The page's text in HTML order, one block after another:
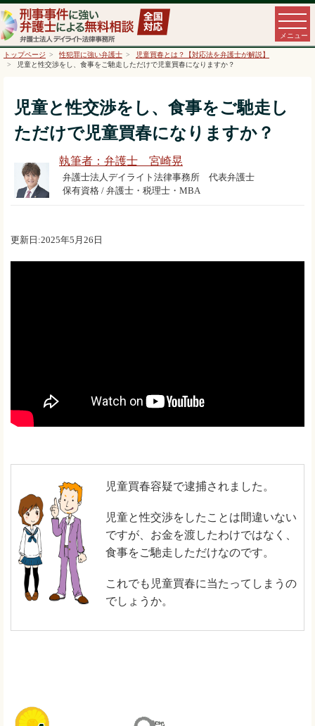
トップページ 性犯罪に強い弁護士
児童買春とは？【対応法を弁護士が解説】
児童と性交渉をし、食事をご馳走しただけで児童買春になりますか？
児童と性交渉をし、食事をご馳走し
ただけで児童買春になりますか？
執筆者：弁護士 宮崎晃
弁護士法人デイライト法律事務所 代表弁護士
保有資格 / 弁護士・税理士・MBA
更新日:2025年5月26日
児童買春容疑で逮捕されました。
児童と性交渉をしたことは間違いない
ですが、お金を渡したわけではなく、
食事をご馳走しただけなのです。
これでも児童買春に当たってしまうの
でしょうか。